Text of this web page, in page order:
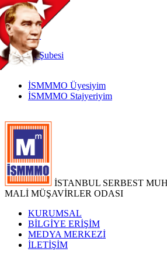
TR
|
EN
İnternetŞubesi
İSMMMO Üyesiyim
İSMMMO Stajyeriyim
İSTANBUL SERBEST
MALİ MÜŞAVİRLER ODASI
KURUMSAL
BİLGİYE ERİŞİM
MEDYA MERKEZİ
İLETİŞİM